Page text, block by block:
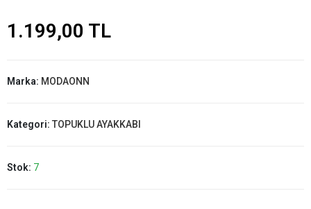
1.199,00 TL
Marka: MODAONN
Kategori: TOPUKLU AYAKKABI
Stok: 7